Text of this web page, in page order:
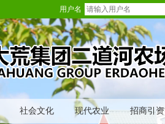
用户名
社会文化 现代农业 招商引资